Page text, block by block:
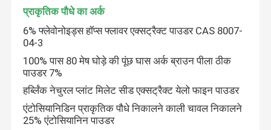
प्राकृतिक पौधे का अर्क
6% फ्लेवोनोइड्स हॉप्स फ्लावर एक्सट्रैक्ट पाउडर CAS 8007-
04-3
100% पास 80 मेष घोड़े की पूंछ घास अर्क ब्राउन पीला ठीक
पाउडर 7%
हर्ब्लिंक नेचुरल प्लांट मिलेट सीड एक्सट्रैक्ट येलो फाइन पाउडर
एंटोसियानिडिन प्राकृतिक पौधे निकालने काली चावल निकालने
25% एंटोसियानिन पाउडर